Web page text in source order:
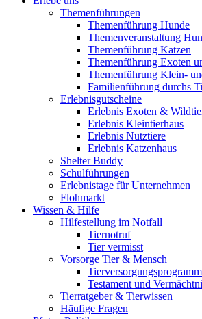
Themenführungen
Themenführung Hunde
Themenveranstaltung
Themenführung Katzen
Themenführung Exoten
Themenführung Klein-
Familienführung durchs
Erlebnisgutscheine
Erlebnis Exoten &
Erlebnis Kleintierhaus
Erlebnis Nutztiere
Erlebnis Katzenhaus
Shelter Buddy
Schulführungen
Erlebnistage für Unternehmen
Flohmarkt
Wissen & Hilfe
Hilfestellung im Notfall
Tiernotruf
Tier vermisst
Vorsorge Tier & Mensch
Tierversorgungsprogramm
Testament und
Tierratgeber & Tierwissen
Häufige Fragen